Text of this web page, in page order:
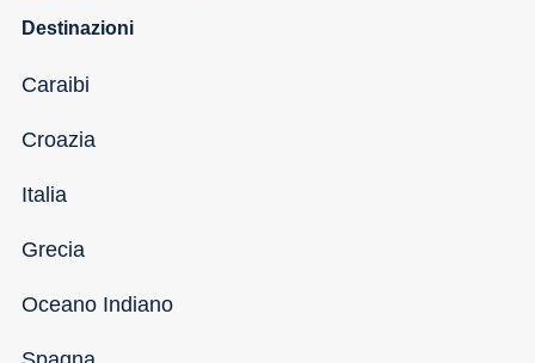
Destinazioni
Caraibi
Croazia
Italia
Grecia
Oceano Indiano